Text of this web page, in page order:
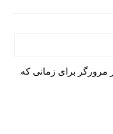
مرورگر برای زمانی که